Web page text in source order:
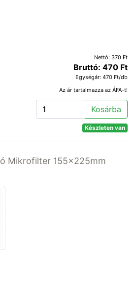
Nettó: 370 Ft
Bruttó: 470 Ft
Egységár: 470 Ft/db
Az ár tartalmazza az ÁFA-t!
Kosárba
Készleten van
Mikrofilter 155x225mm